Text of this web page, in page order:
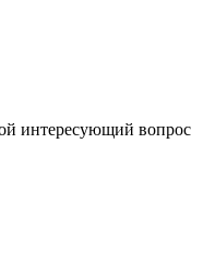
интересующий вопрос